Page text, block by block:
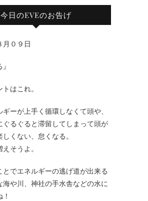
今日のEVEのお告げ
月０９日
はこれ。
ーが上手く循環しなくて頭や、
ぐるぐると滞留してしまって頭が
くない、怠くなる。
そうよ。
とでエネルギーの逃げ道が出来る
海や川、神社の手水舎などの水に